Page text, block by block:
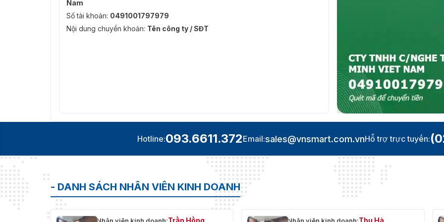
Nam
Số tài khoản: 0491001797979
Nội dung chuyển khoản: Tên công ty / SĐT
Hotline:093.6611.372Email:sales@vnsmart.com.vnHỗ trợ trực tuyến:
- DANH SÁCH NHÂN VIÊN KINH DOANH